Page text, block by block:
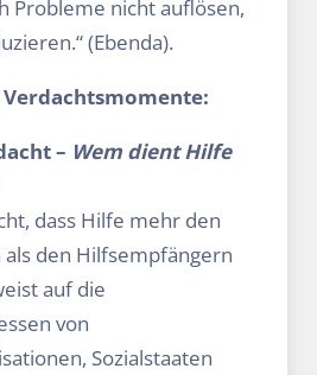
Probleme nicht auflösen,
(Ebenda).
Verdachtsmomente:
– Wem dient Hilfe
dass Hilfe mehr den
den Hilfsempfängern
auf die
von
Sozialstaaten